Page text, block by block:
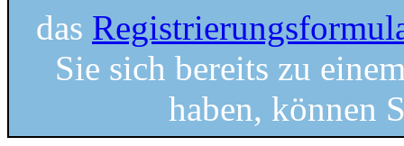
das
Sie sich bereits zu
haben, können